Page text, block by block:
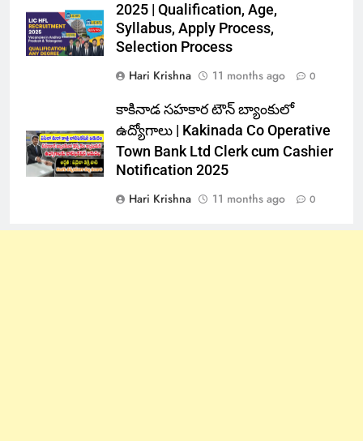
2025 | Qualification, Age,
Syllabus, Apply Process,
Selection Process
Hari Krishna
11 months ago 0
కాకినాడ సహకార టౌన్ బ్యాంకులో
ఉద్యోగాలు | Kakinada Co Operative
Town Bank Ltd Clerk cum Cashier
Notification 2025
Hari Krishna
11 months ago 0